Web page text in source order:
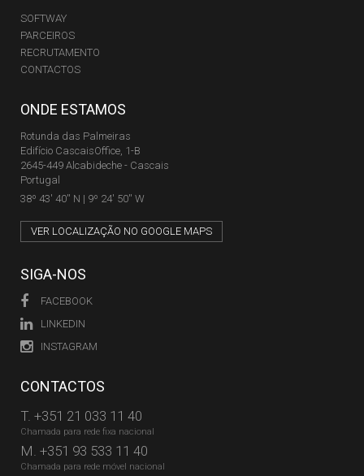
SOFTWAY
PARCEIROS
RECRUTAMENTO
CONTACTOS
ONDE ESTAMOS
Rotunda das Palmeiras
Edifício CascaisOffice, 1-B
2645-449 Alcabideche - Cascais
Portugal
38º 43' 40'' N | 9º 24' 50'' W
VER LOCALIZAÇÃO NO GOOGLE MAPS
SIGA-NOS
FACEBOOK
LINKEDIN
INSTAGRAM
CONTACTOS
T. +351 21 033 11 40
Chamada para rede fixa nacional
M. +351 93 533 11 40
Chamada para rede móvel nacional